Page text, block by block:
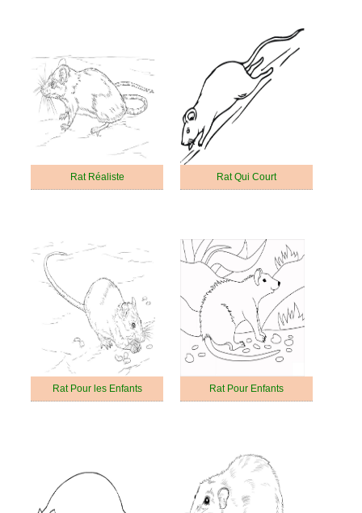
Rat Réaliste Rat Qui Court
Rat Pour les Enfants Rat Pour Enfants